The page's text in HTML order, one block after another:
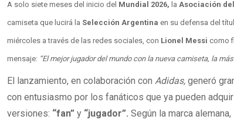
A solo siete meses del inicio del Mundial 2026, la Asociación
camiseta que lucirá la Selección Argentina en su defensa del
miércoles a través de las redes sociales, con Lionel Messi como
mensaje: “El mejor jugador del mundo con la nueva camiseta, la
El lanzamiento, en colaboración conAdidas, generó
con entusiasmo por los fanáticos que ya pueden
versiones: “fan” y “jugador”. Según la marca